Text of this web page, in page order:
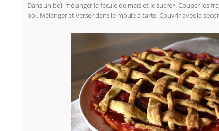
Dans un bol, mélanger la fécule de maïs et le sucre*. Couper les
bol. Mélanger et verser dans le moule à tarte. Couvrir avec la